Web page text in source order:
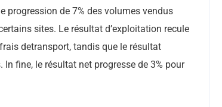
progression de 7% des volumes vendus
sites. Le résultat d’exploitation recule
detransport, tandis que le résultat
fine, le résultat net progresse de 3% pour